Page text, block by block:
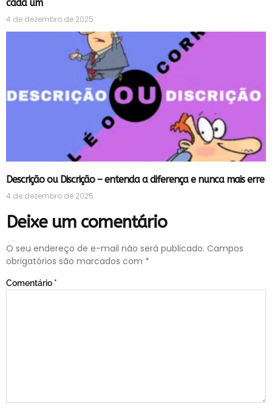
cada um
4 de dezembro de 2025
Descrição ou Discrição – entenda a diferença e nunca mais erre
4 de dezembro de 2025
Deixe um comentário
O seu endereço de e-mail não será publicado. Campos
obrigatórios são marcados com *
Comentário *